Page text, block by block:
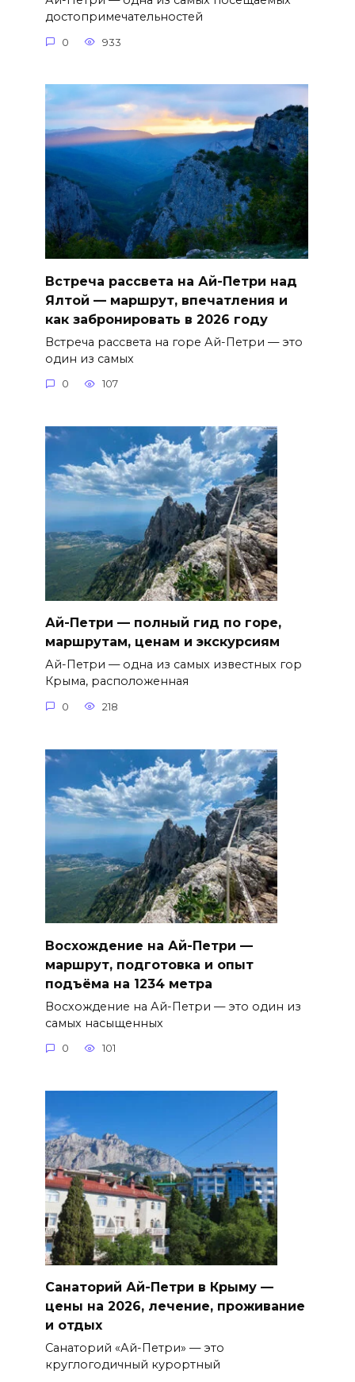
достопримечательностей
0 933
Встреча рассвета на Ай-Петри над
Ялтой — маршрут, впечатления и
как забронировать в 2026 году
Встреча рассвета на горе Ай-Петри — это
один из самых
0 107
Ай-Петри — полный гид по горе,
маршрутам, ценам и экскурсиям
Ай-Петри — одна из самых известных гор
Крыма, расположенная
0 218
Восхождение на Ай-Петри —
маршрут, подготовка и опыт
подъёма на 1234 метра
Восхождение на Ай-Петри — это один из
самых насыщенных
0 101
Санаторий Ай-Петри в Крыму —
цены на 2026, лечение, проживание
и отдых
Санаторий «Ай-Петри» — это
круглогодичный курортный